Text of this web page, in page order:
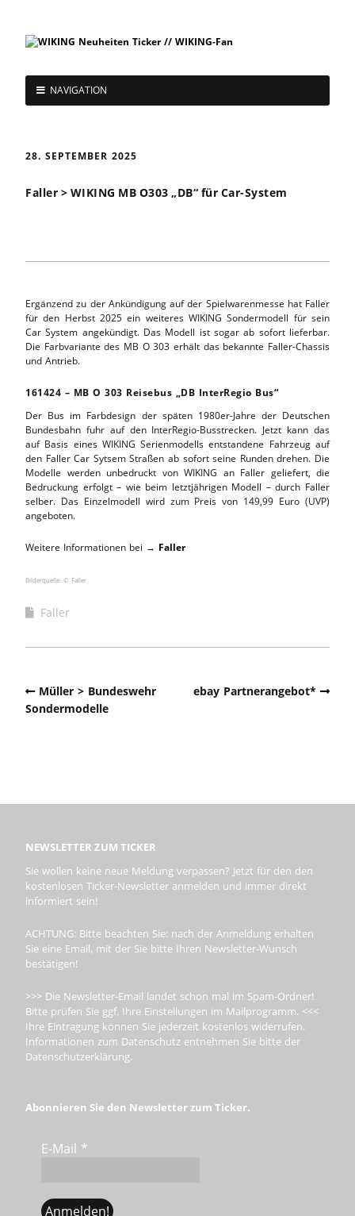
NAVIGATION
28. SEPTEMBER 2025
Faller > WIKING MB O303 „DB“ für Car-System
Ergänzend zu der Ankündigung auf der Spielwarenmesse hat Faller
für den Herbst 2025 ein weiteres WIKING Sondermodell für sein
Car System angekündigt. Das Modell ist sogar ab sofort lieferbar.
Die Farbvariante des MB O 303 erhält das bekannte Faller-Chassis
und Antrieb.
161424 – MB O 303 Reisebus „DB InterRegio Bus“
Der Bus im Farbdesign der späten 1980er-Jahre der Deutschen
Bundesbahn fuhr auf den InterRegio-Busstrecken. Jetzt kann das
auf Basis eines WIKING Serienmodells entstandene Fahrzeug auf
den Faller Car Sytsem Straßen ab sofort seine Runden drehen. Die
Modelle werden unbedruckt von WIKING an Faller geliefert, die
Bedruckung erfolgt – wie beim letztjährigen Modell – durch Faller
selber. Das Einzelmodell wird zum Preis von 149,99 Euro (UVP)
angeboten.
Weitere Informationen bei → Faller
Bilderquelle: © Faller
Faller
Müller > Bundeswehr
Sondermodelle
ebay Partnerangebot*
NEWSLETTER ZUM TICKER
Sie wollen keine neue Meldung verpassen? Jetzt für den den
kostenlosen Ticker-Newsletter anmelden und immer direkt
informiert sein!
ACHTUNG: Bitte beachten Sie: nach der Anmeldung erhalten
Sie eine Email, mit der Sie bitte Ihren Newsletter-Wunsch
bestätigen!
>>> Die Newsletter-Email landet schon mal im Spam-Ordner!
Bitte prüfen Sie ggf. Ihre Einstellungen im Mailprogramm. <<<
Ihre Eintragung können Sie jederzeit kostenlos widerrufen.
Informationen zum Datenschutz entnehmen Sie bitte der
Datenschutzerklärung.
Abonnieren Sie den Newsletter zum Ticker.
E-Mail *